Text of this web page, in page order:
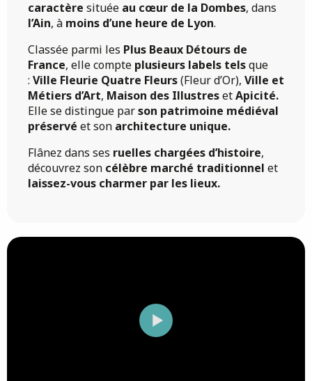
caractère située au cœur de la Dombes, dans
l’Ain, à moins d’une heure de Lyon.
Classée parmi les Plus Beaux Détours de
France, elle compte plusieurs labels telsque
: Ville Fleurie Quatre Fleurs(Fleur d’Or), Ville et
Métiers d’Art, Maison des IllustresetApicité.
Elle se distingue parson patrimoine médiéval
préservé et son architecture unique.
Flânez dans ses ruelles chargées d’histoire,
découvrez son célèbre marché traditionnel et
laissez-vous charmer par les lieux.